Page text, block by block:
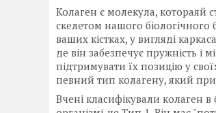
Колаген є молекула, котораяй
скелетом нашого
ваших кістках, у вигляді
де він забезпечує пружність
підтримувати їх позицію у
певний тип колагену, який
Вчені класифікували колаген